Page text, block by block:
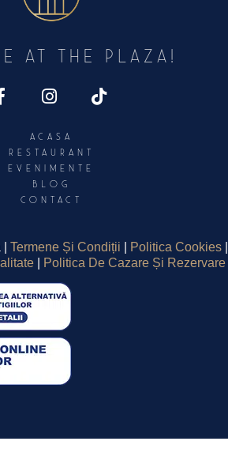
At The PLAZA!
Acasa
Restaurant
Evenimente
Blog
Contact
Termene Și Condiții Politica Cookies
| Politica De Cazare Și Rezervare